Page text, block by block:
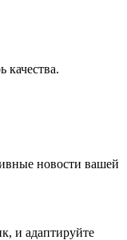
новости вашей
и адаптируйте